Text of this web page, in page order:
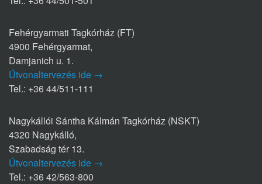
Fehérgyarmati Tagkórház (FT)
4900 Fehérgyarmat,
Damjanich u. 1.
Útvonaltervezés ide →
Tel.: +36 44/511-111
Nagykállói Sántha Kálmán Tagkórház (NSKT)
4320 Nagykálló,
Szabadság tér 13.
Útvonaltervezés ide →
Tel.: +36 42/563-800